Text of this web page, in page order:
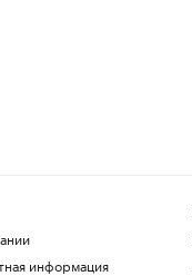
информация